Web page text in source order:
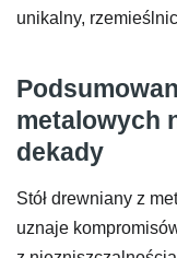
unikalny,
metalowych
dekady
Stół drewniany z
uznaje